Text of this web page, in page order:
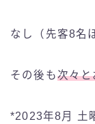
なし（先客8名
その後も次々
*2023年8月 土